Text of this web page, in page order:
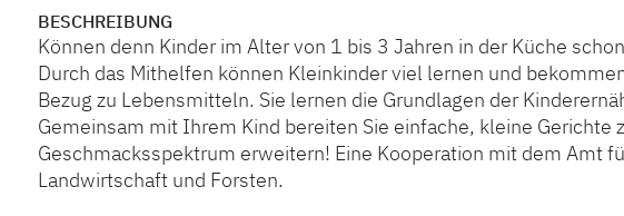
BESCHREIBUNG
Können denn Kinder im Alter von 1 bis 3 Jahren in der Küche
Durch das Mithelfen können Kleinkinder viel lernen und
Bezug zu Lebensmitteln. Sie lernen die Grundlagen der
Gemeinsam mit Ihrem Kind bereiten Sie einfache, kleine Gerichte
Geschmacksspektrum erweitern! Eine Kooperation mit dem Amt
Landwirtschaft und Forsten.